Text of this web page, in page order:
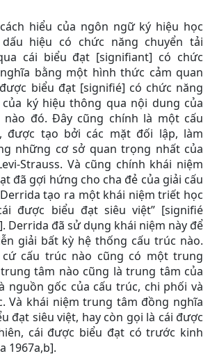
hiểu của ngôn ngữ ký hiệu học
hiệu có chức năng chuyển tải
cái biểu đạt [signifiant] có chức
bằng một hình thức cảm quan
biểu đạt [signifié] có chức năng
ký hiệu thông qua nội dung của
nào đó. Đây cũng chính là một cấu
được tạo bởi các mặt đối lập, làm
những cơ sở quan trọng nhất của
Strauss. Và cũng chính khái niệm
đã gợi hứng cho cha đẻ của giải cấu
tạo ra một khái niệm triết học
được biểu đạt siêu việt” [signifié
Derrida đã sử dụng khái niệm này để
giải bất kỳ hệ thống cấu trúc nào.
cấu trúc nào cũng có một trung
tâm nào cũng là trung tâm của
nguồn gốc của cấu trúc, chi phối và
Và khái niệm trung tâm đồng nghĩa
đạt siêu việt, hay còn gọi là cái được
cái được biểu đạt có trước kinh
1967a,b].